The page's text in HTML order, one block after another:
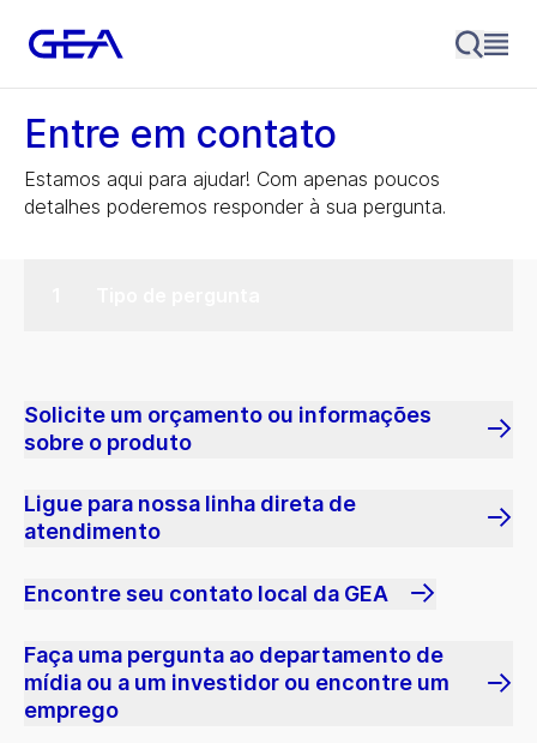
Entre em contato
Estamos aqui para ajudar! Com apenas poucos
detalhes poderemos responder à sua pergunta.
Solicite um orçamento ou informações
sobre o produto
Ligue para nossa linha direta de
atendimento
Encontre seu contato local da GEA
Faça uma pergunta ao departamento de
mídia ou a um investidor ou encontre um
emprego